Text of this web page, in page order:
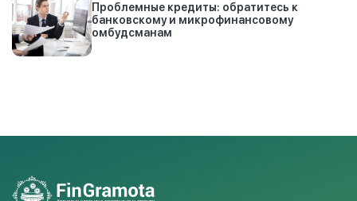
Проблемные кредиты: обратитесь к
банковскому и микрофинансовому
омбудсманам